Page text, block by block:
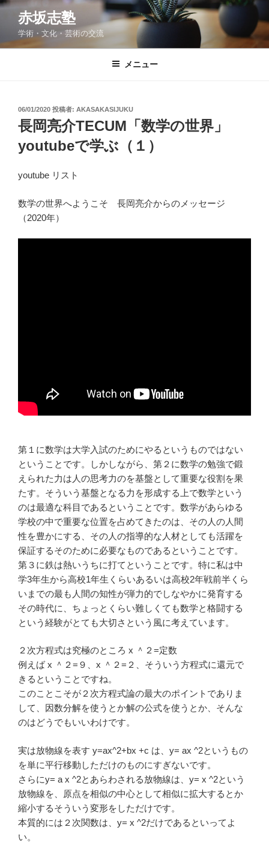
コ
ン
赤坂志塾
学術・文化・芸術の交流
メニュー
投
稿
日:
06/01/2020 投稿者: AKASAKASIJUKU
長岡亮介TECUM「数学の世界」
youtubeで学ぶ（１）
youtube リスト
数学の世界へようこそ 長岡亮介からのメッセージ
（2020年）
第１に数学は大学入試のためにやるというものではない
ということです。しかしながら、第２に数学の勉強で鍛
えられた力は人の思考力のを基盤として重要な役割を果
たす。そういう基盤となる力を形成する上で数学という
のは最適な科目であるということです。数学があらゆる
学校の中で重要な位置を占めてきたのは、その人の人間
性を豊かにする、その人の指導的な人材としても活躍を
保証するそのために必要なものであるということです。
第３に鉄は熱いうちに打てということです。特に私は中
学3年生から高校1年生くらいあるいは高校2年戦前半くら
いまでの最も人間の知性が弾力的でしなやかに発育する
その時代に、ちょっとくらい難しくても数学と格闘する
という経験がとても大切さという風に考えています。
２次方程式は究極のところ x ＾２=定数
例えば x ＾２=９、x ＾２=２、そういう方程式に還元で
きるということですね。
このことこそが２次方程式論の最大のポイントでありま
して、因数分解を使うとか解の公式を使うとか、そんな
のはどうでもいいわけです。
実は放物線を表す y=ax^2+bx +c は、y= ax ^2というもの
を単に平行移動しただけのものにすぎないです。
さらにy= a x ^2とあらわされる放物線は、y= x ^2という
放物線を、原点を相似の中心として相似に拡大するとか
縮小するそういう変形をしただけです。
本質的には２次関数は、y= x ^2だけであるといってよ
い。